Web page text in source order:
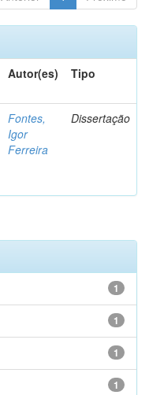
Autor(es) Tipo
Fontes,
Igor
Ferreira
Dissertação
1
1
1
1